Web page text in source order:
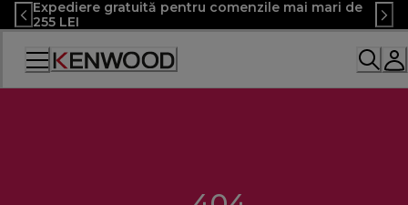
Skip
to
Content
Expediere gratuită pentru comenzile mai mari de
255 LEI
Declarație
de